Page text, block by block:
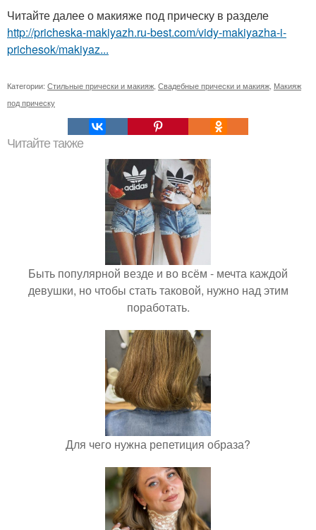
Читайте далее о макияже под прическу в разделе
http://pricheska-makiyazh.ru-best.com/vidy-makiyazha-i-
prichesok/makiyaz...
Категории: Стильные прически и макияж Свадебные прически и макияж Макияж
под прическу
Читайте также
Быть популярной везде и во всём - мечта каждой
девушки, но чтобы стать таковой, нужно над этим
поработать.
Для чего нужна репетиция образа?